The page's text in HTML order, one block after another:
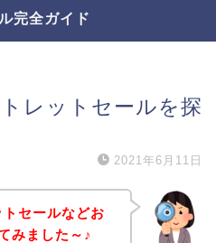
完全ガイド
レットセールを探
2021年6月11日
セールなどお
みました～♪